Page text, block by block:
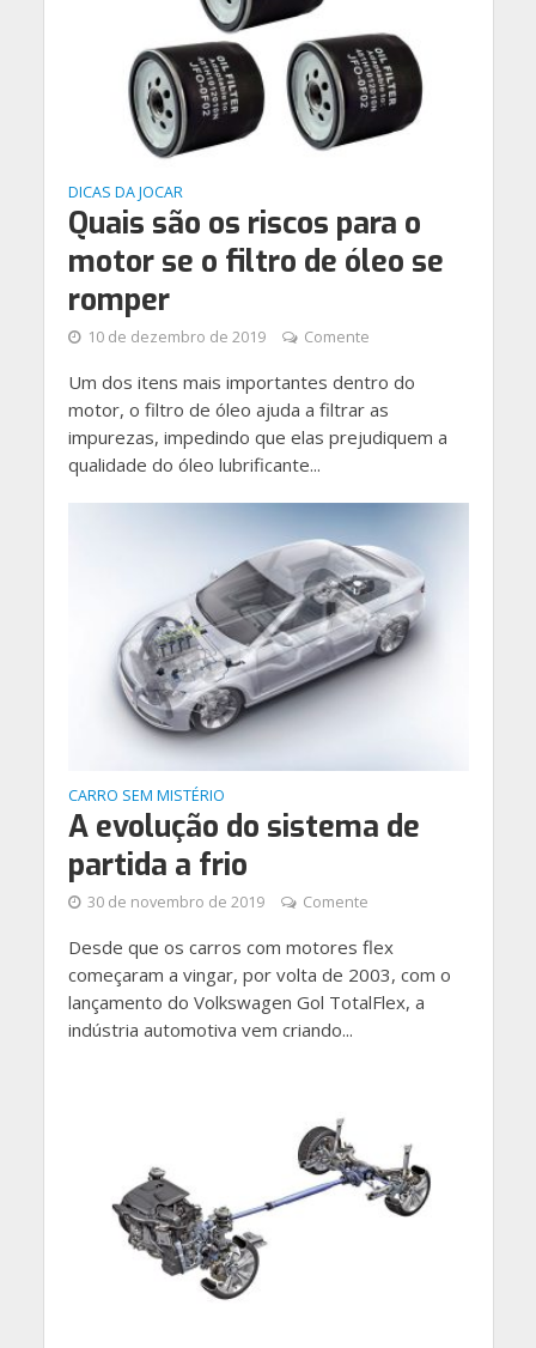
DICAS DA JOCAR
Quais são os riscos para o
motor se o filtro de óleo se
romper
10 de dezembro de 2019 Comente
Um dos itens mais importantes dentro do
motor, o filtro de óleo ajuda a filtrar as
impurezas, impedindo que elas prejudiquem a
qualidade do óleo lubrificante...
CARRO SEM MISTÉRIO
A evolução do sistema de
partida a frio
30 de novembro de 2019 Comente
Desde que os carros com motores flex
começaram a vingar, por volta de 2003, com o
lançamento do Volkswagen Gol TotalFlex, a
indústria automotiva vem criando...